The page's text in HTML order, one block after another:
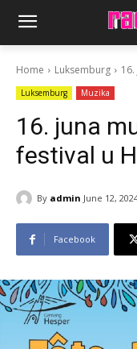
Home Luksemburg
Luksemburg Muzika
16. juna
festival u
By admin June 12,
Facebook